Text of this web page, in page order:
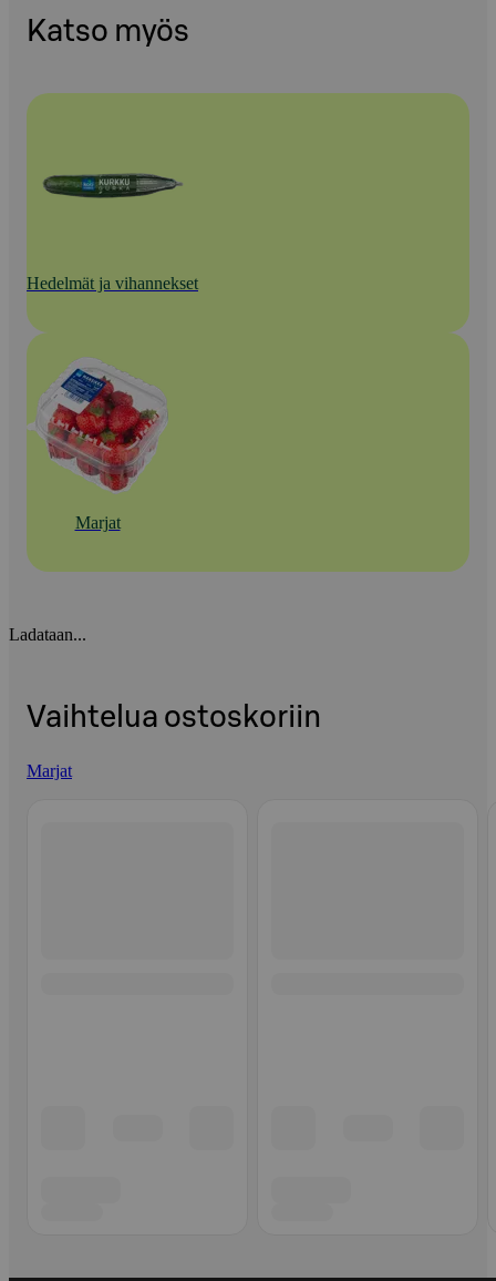
Katso myös
Hedelmät ja vihannekset
Marjat
Ladataan...
Vaihtelua ostoskoriin
Marjat